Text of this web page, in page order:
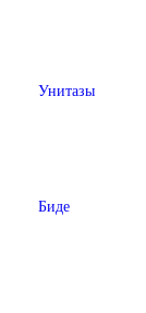
Унитазы
Биде